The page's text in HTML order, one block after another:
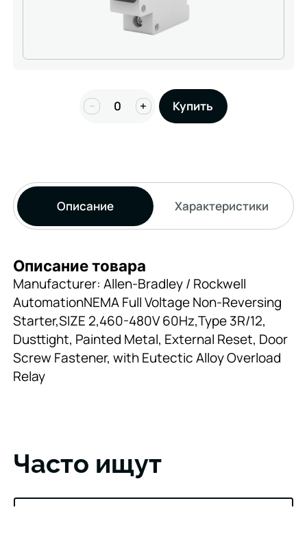
− + Купить
Описание Характеристики
Описание товара
Manufacturer: Allen-Bradley / Rockwell
AutomationNEMA Full Voltage Non-Reversing
Starter,SIZE 2,460-480V 60Hz,Type 3R/12,
Dusttight, Painted Metal, External Reset, Door
Screw Fastener, with Eutectic Alloy Overload
Relay
Часто ищут